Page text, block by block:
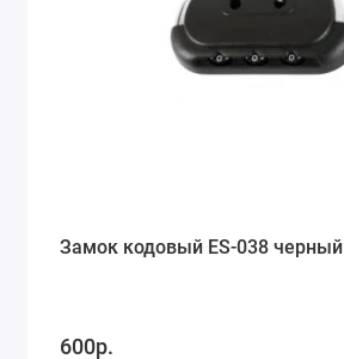
Замок кодовый ES-038 черный
600р.